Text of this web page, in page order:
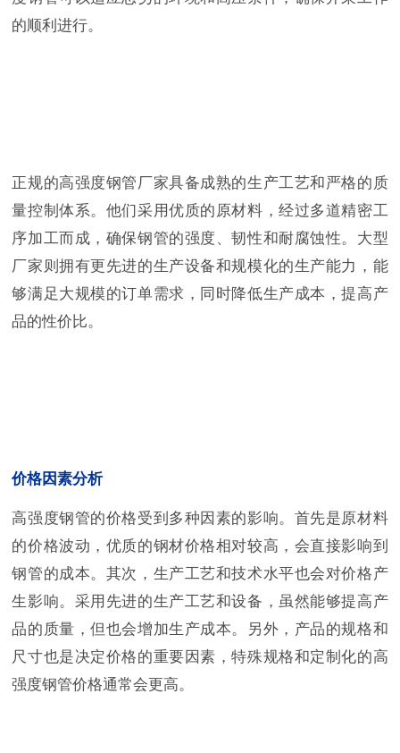
的顺利进行。
正规的高强度钢管厂家具备成熟的生产工艺和严格的质
量控制体系。他们采用优质的原材料，经过多道精密工
序加工而成，确保钢管的强度、韧性和耐腐蚀性。大型
厂家则拥有更先进的生产设备和规模化的生产能力，能
够满足大规模的订单需求，同时降低生产成本，提高产
品的性价比。
价格因素分析
高强度钢管的价格受到多种因素的影响。首先是原材料
的价格波动，优质的钢材价格相对较高，会直接影响到
钢管的成本。其次，生产工艺和技术水平也会对价格产
生影响。采用先进的生产工艺和设备，虽然能够提高产
品的质量，但也会增加生产成本。另外，产品的规格和
尺寸也是决定价格的重要因素，特殊规格和定制化的高
强度钢管价格通常会更高。